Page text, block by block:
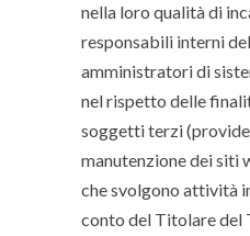
nella loro qualità di
responsabili interni
amministratori di
nel rispetto delle
soggetti terzi
manutenzione dei siti
che svolgono attività
conto del Titolare del